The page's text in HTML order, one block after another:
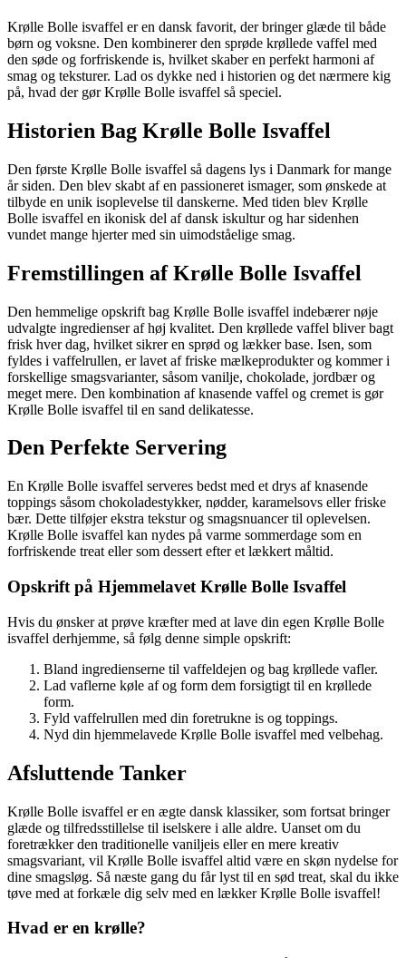
Krølle Bolle isvaffel er en dansk favorit, der bringer glæde til både
børn og voksne. Den kombinerer den sprøde krøllede vaffel med
den søde og forfriskende is, hvilket skaber en perfekt harmoni af
smag og teksturer. Lad os dykke ned i historien og det nærmere kig
på, hvad der gør Krølle Bolle isvaffel så speciel.
Historien Bag Krølle Bolle Isvaffel
Den første Krølle Bolle isvaffel så dagens lys i Danmark for mange
år siden. Den blev skabt af en passioneret ismager, som ønskede at
tilbyde en unik isoplevelse til danskerne. Med tiden blev Krølle
Bolle isvaffel en ikonisk del af dansk iskultur og har sidenhen
vundet mange hjerter med sin uimodståelige smag.
Fremstillingen af Krølle Bolle Isvaffel
Den hemmelige opskrift bag Krølle Bolle isvaffel indebærer nøje
udvalgte ingredienser af høj kvalitet. Den krøllede vaffel bliver bagt
frisk hver dag, hvilket sikrer en sprød og lækker base. Isen, som
fyldes i vaffelrullen, er lavet af friske mælkeprodukter og kommer i
forskellige smagsvarianter, såsom vanilje, chokolade, jordbær og
meget mere. Den kombination af knasende vaffel og cremet is gør
Krølle Bolle isvaffel til en sand delikatesse.
Den Perfekte Servering
En Krølle Bolle isvaffel serveres bedst med et drys af knasende
toppings såsom chokoladestykker, nødder, karamelsovs eller friske
bær. Dette tilføjer ekstra tekstur og smagsnuancer til oplevelsen.
Krølle Bolle isvaffel kan nydes på varme sommerdage som en
forfriskende treat eller som dessert efter et lækkert måltid.
Opskrift på Hjemmelavet Krølle Bolle Isvaffel
Hvis du ønsker at prøve kræfter med at lave din egen Krølle Bolle
isvaffel derhjemme, så følg denne simple opskrift:
Bland ingredienserne til vaffeldejen og bag krøllede vafler.
Lad vaflerne køle af og form dem forsigtigt til en krøllede
form.
Fyld vaffelrullen med din foretrukne is og toppings.
Nyd din hjemmelavede Krølle Bolle isvaffel med velbehag.
Afsluttende Tanker
Krølle Bolle isvaffel er en ægte dansk klassiker, som fortsat bringer
glæde og tilfredsstillelse til iselskere i alle aldre. Uanset om du
foretrækker den traditionelle vaniljeis eller en mere kreativ
smagsvariant, vil Krølle Bolle isvaffel altid være en skøn nydelse for
dine smagsløg. Så næste gang du får lyst til en sød treat, skal du ikke
tøve med at forkæle dig selv med en lækker Krølle Bolle isvaffel!
Hvad er en krølle?